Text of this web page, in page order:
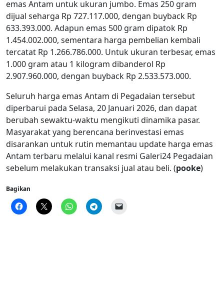
emas Antam untuk ukuran jumbo. Emas 250 gram
dijual seharga Rp 727.117.000, dengan buyback Rp
633.393.000. Adapun emas 500 gram dipatok Rp
1.454.002.000, sementara harga pembelian kembali
tercatat Rp 1.266.786.000. Untuk ukuran terbesar, emas
1.000 gram atau 1 kilogram dibanderol Rp
2.907.960.000, dengan buyback Rp 2.533.573.000.
Seluruh harga emas Antam di Pegadaian tersebut
diperbarui pada Selasa, 20 Januari 2026, dan dapat
berubah sewaktu-waktu mengikuti dinamika pasar.
Masyarakat yang berencana berinvestasi emas
disarankan untuk rutin memantau update harga emas
Antam terbaru melalui kanal resmi Galeri24 Pegadaian
sebelum melakukan transaksi jual atau beli. (pooke)
Bagikan